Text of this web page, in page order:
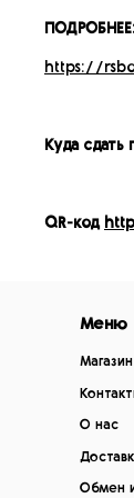
https://
Куда
QR-код
Меню
Магазин
О нас
Обмен